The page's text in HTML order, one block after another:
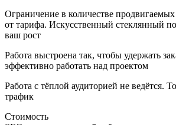
Ограничение в количестве
от тарифа. Искусственный стеклянный
ваш рост
Работа выстроена так, чтобы удержать
эффективно работать над проектом
Работа с тёплой аудиторией не ведётся.
трафик
Стоимость